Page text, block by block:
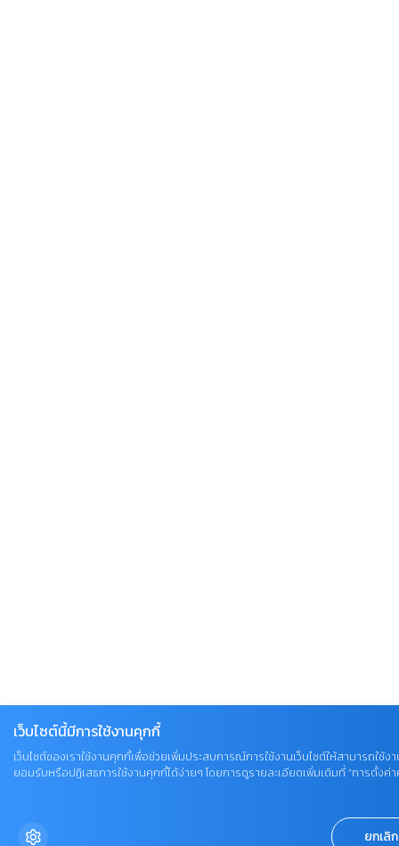
เว็บไซต์นี้มีการใช้งานคุกกี้
เว็บไซต์ของเราใช้งานคุกกี้เพื่อช่วยเพิ่มประสบการณ์การใช้งานเว็บไซต์ให้สามารถใ
ยอมรับหรือปฏิเสธการใช้งานคุกกี้ได้ง่ายๆ โดยการดูรายละเอียดเพิ่มเติมที่ “การตั้งค่
ยกเลิก